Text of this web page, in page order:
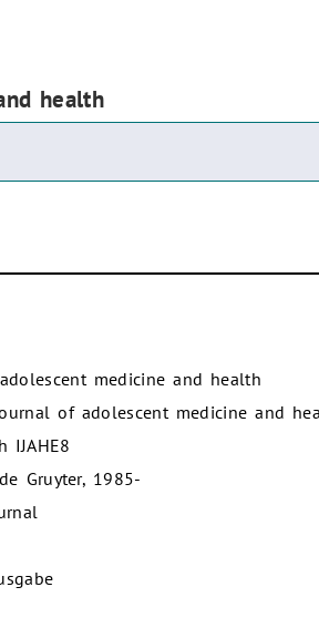
health
medicine and health
of adolescent medicine and
IJAHE8
Gruyter, 1985-